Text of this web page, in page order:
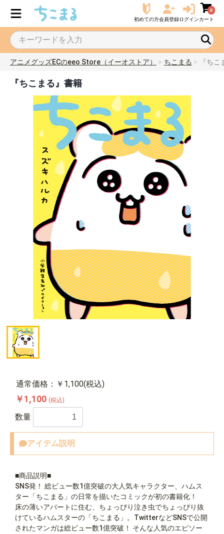
初めての方会員登録ログイン
0
カート
アニメグッズECのeeo Store（イーオストア） ちこまる 『ち
『ちこまる』書籍
通常価格：￥1,100(税込)
￥1,100 (税込)
数量
アイテム説明
■商品説明■
SNS発！ 総ビュー数1億突破の大人気キャラクター、ハムス
ター「ちこまる」の日常を描いたコミックが初の書籍化！
床の薄いアパートに住む、ちょっぴり泣き虫でちょっぴり抜
けているハムスターの「ちこまる」。TwitterなどSNSで公開
されたマンガは総ビュー数1億突破！ そんな人気のエピソー